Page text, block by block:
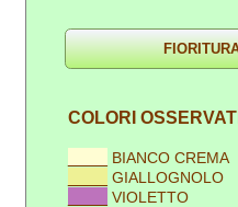
COLORI OSSERVATI
BIANCO CREMA
GIALLOGNOLO
VIOLETTO